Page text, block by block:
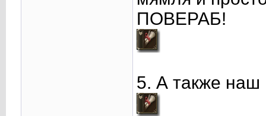
ПОВЕРАБ!
5. А также